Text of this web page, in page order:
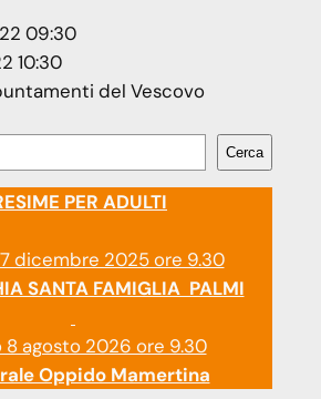
09:30
10:30
del Vescovo
Cerca
PER ADULTI
dicembre 2025 ore 9.30
SANTA FAMIGLIA PALMI
8 agosto 2026 ore 9.30
Oppido Mamertina